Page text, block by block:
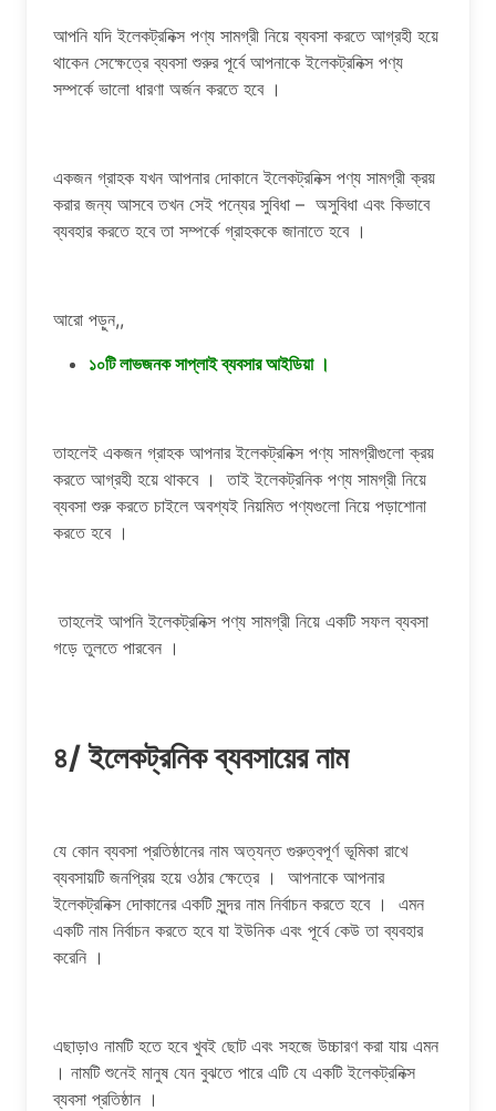
আপনি যদি ইলেকট্রনিক্স পণ্য সামগ্রী নিয়ে ব্যবসা করতে আগ্রহী হয়ে
থাকেন সেক্ষেত্রে ব্যবসা শুরুর পূর্বে আপনাকে ইলেকট্রনিক্স পণ্য
সম্পর্কে ভালো ধারণা অর্জন করতে হবে ।
একজন গ্রাহক যখন আপনার দোকানে ইলেকট্রনিক্স পণ্য সামগ্রী ক্রয়
করার জন্য আসবে তখন সেই পন্যের সুবিধা – অসুবিধা এবং কিভাবে
ব্যবহার করতে হবে তা সম্পর্কে গ্রাহককে জানাতে হবে ।
আরো পড়ুন,,
১০টি লাভজনক সাপ্লাই ব্যবসার আইডিয়া ।
তাহলেই একজন গ্রাহক আপনার ইলেকট্রনিক্স পণ্য সামগ্রীগুলো ক্রয়
করতে আগ্রহী হয়ে থাকবে । তাই ইলেকট্রনিক পণ্য সামগ্রী নিয়ে
ব্যবসা শুরু করতে চাইলে অবশ্যই নিয়মিত পণ্যগুলো নিয়ে পড়াশোনা
করতে হবে ।
তাহলেই আপনি ইলেকট্রনিক্স পণ্য সামগ্রী নিয়ে একটি সফল ব্যবসা
গড়ে তুলতে পারবেন ।
৪/ ইলেকট্রনিক ব্যবসায়ের নাম
যে কোন ব্যবসা প্রতিষ্ঠানের নাম অত্যন্ত গুরুত্বপূর্ণ ভূমিকা রাখে
ব্যবসায়টি জনপ্রিয় হয়ে ওঠার ক্ষেত্রে । আপনাকে আপনার
ইলেকট্রনিক্স দোকানের একটি সুন্দর নাম নির্বাচন করতে হবে । এমন
একটি নাম নির্বাচন করতে হবে যা ইউনিক এবং পূর্বে কেউ তা ব্যবহার
করেনি ।
এছাড়াও নামটি হতে হবে খুবই ছোট এবং সহজে উচ্চারণ করা যায় এমন
। নামটি শুনেই মানুষ যেন বুঝতে পারে এটি যে একটি ইলেকট্রনিক্স
ব্যবসা প্রতিষ্ঠান ।